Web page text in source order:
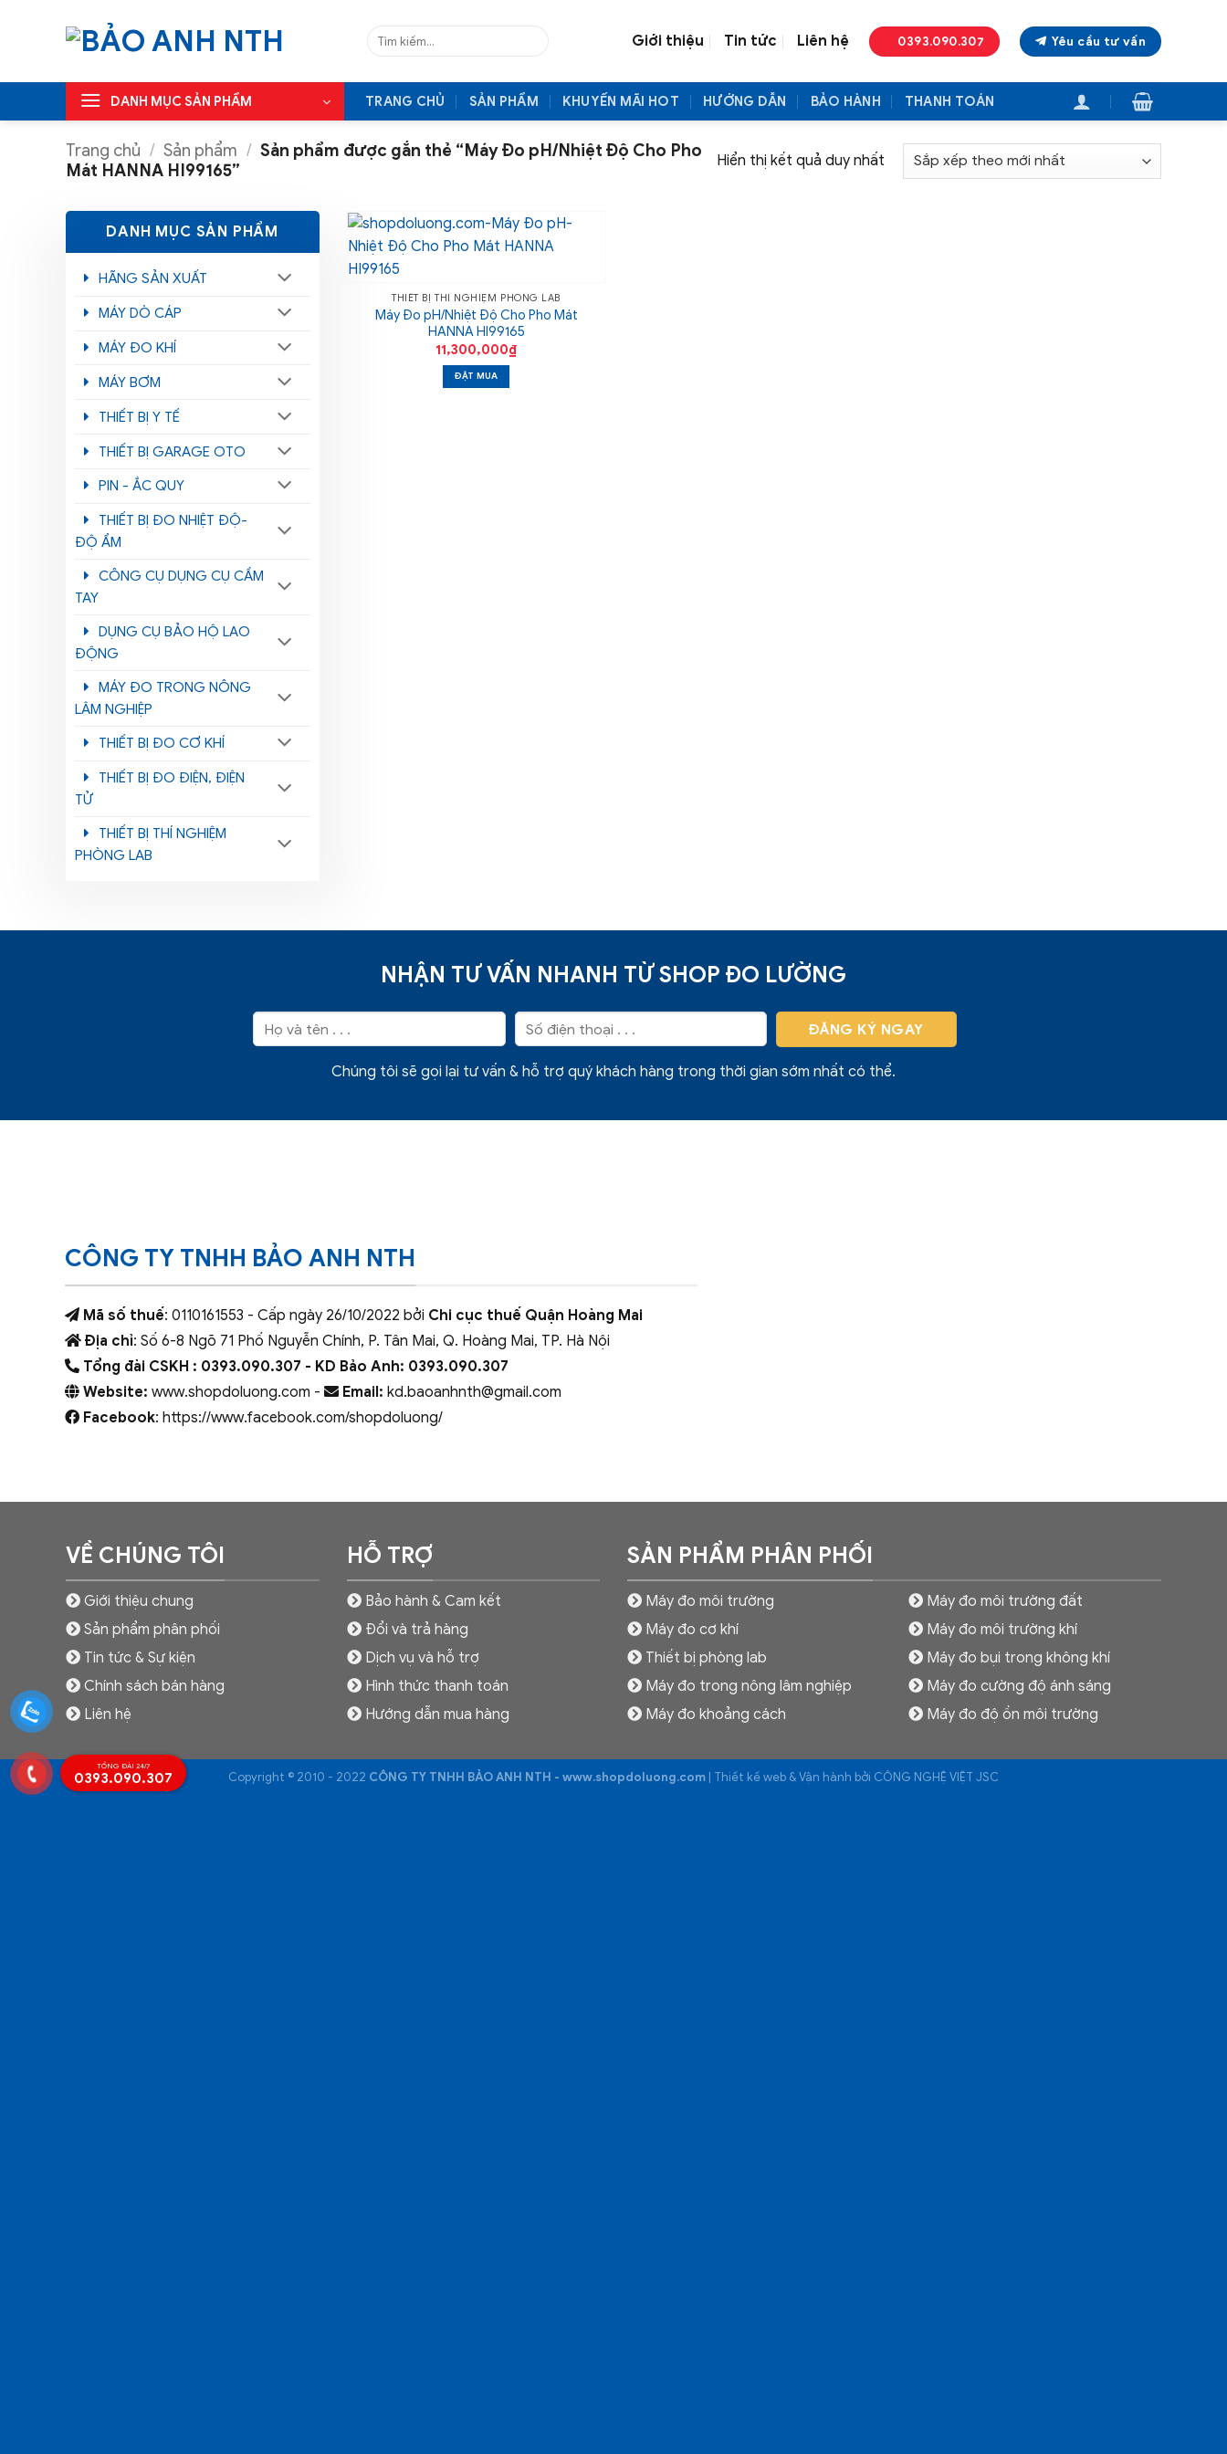
dung
Tìm
kiếm:
Giới thiệu Tin tức Liên hệ 0393.090.307 Yêu cầu tư vấn
DANH MỤC SẢN PHẨM TRANG CHỦ SẢN PHẨM KHUYẾN MÃI HOT HƯỚNG DẪN BẢO HÀNH THANH TOÁN
Trang chủ / Sản phẩm / Sản phẩm được gắn thẻ “Máy Đo pH/Nhiệt Độ Cho Pho
Mát HANNA HI99165”
Hiển thị kết quả duy nhất
DANH MỤC SẢN PHẨM
HÃNG SẢN XUẤT
MÁY DÒ CÁP
MÁY ĐO KHÍ
MÁY BƠM
THIẾT BỊ Y TẾ
THIẾT BỊ GARAGE OTO
PIN - ẮC QUY
THIẾT BỊ ĐO NHIỆT ĐỘ-
ĐỘ ẨM
CÔNG CỤ DỤNG CỤ CẦM
TAY
DỤNG CỤ BẢO HỘ LAO
ĐỘNG
MÁY ĐO TRONG NÔNG
LÂM NGHIỆP
THIẾT BỊ ĐO CƠ KHÍ
THIẾT BỊ ĐO ĐIỆN, ĐIỆN
TỬ
THIẾT BỊ THÍ NGHIỆM
PHÒNG LAB
THIẾT BỊ THÍ NGHIỆM PHÒNG LAB
Máy Đo pH/Nhiệt Độ Cho Pho Mát
HANNA HI99165
11,300,000₫
ĐẶT MUA
NHẬN TƯ VẤN NHANH TỪ SHOP ĐO LƯỜNG
Chúng tôi sẽ gọi lại tư vấn & hỗ trợ quý khách hàng trong thời gian sớm nhất có thể.
CÔNG TY TNHH BẢO ANH NTH
Mã số thuế: 0110161553 - Cấp ngày 26/10/2022 bởi Chi cục thuế Quận Hoàng Mai
Địa chỉ: Số 6-8 Ngõ 71 Phố Nguyễn Chính, P. Tân Mai, Q. Hoàng Mai, TP. Hà Nội
Tổng đài CSKH : 0393.090.307 - KD Bảo Anh: 0393.090.307
Website: www.shopdoluong.com - Email: kd.baoanhnth@gmail.com
Facebook: https://www.facebook.com/shopdoluong/
VỀ CHÚNG TÔI
Giới thiệu chung
Sản phẩm phân phối
Tin tức & Sự kiện
Chính sách bán hàng
Liên hệ
HỖ TRỢ
Bảo hành & Cam kết
Đổi và trả hàng
Dịch vụ và hỗ trợ
Hình thức thanh toán
Hướng dẫn mua hàng
SẢN PHẨM PHÂN PHỐI
Máy đo môi trường
Máy đo cơ khí
Thiết bị phòng lab
Máy đo trong nông lâm nghiệp
Máy đo khoảng cách
Máy đo môi trường đất
Máy đo môi trường khí
Máy đo bụi trong không khí
Máy đo cường độ ánh sáng
Máy đo độ ồn môi trường
Copyright © 2010 - 2022 CÔNG TY TNHH BẢO ANH NTH - www.shopdoluong.com | Thiết kế web & Vận hành bởi CÔNG NGHỆ VIỆT JSC
TỔNG ĐÀI 24/7
0393.090.307